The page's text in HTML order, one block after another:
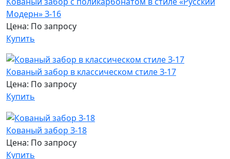
Модерн» З-16
Цена: По запросу
Купить
Кованый забор в классическом стиле З-17
Цена: По запросу
Купить
Кованый забор З-18
Цена: По запросу
Купить